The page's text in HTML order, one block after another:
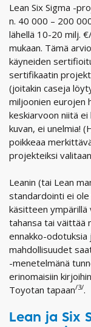
Lean Six Sigma -
n. 40 000 – 200
lähellä 10-20 milj.
mukaan. Tämä
käyneiden
sertifikaatin
(joitakin caseja
miljoonien eurojen
keskiarvoon niitä
kuvan, ei unelmia!
poikkeaa
projekteiksi
Leanin (tai Lean
standardointi ei
käsitteen ympärillä
tahansa tai väittää
ennakko-
mahdollisuudet
-menetelmänä
erinomaisiin
Toyotan tapaan/3/.
Lean ja Six